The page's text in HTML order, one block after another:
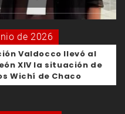
de 2026
Valdocco llevó al
XIV la situación de
Wichí de Chaco